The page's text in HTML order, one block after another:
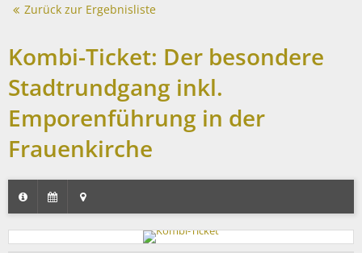
Zurück zur Ergebnisliste
Kombi-Ticket: Der besondere
Stadtrundgang inkl.
Emporenführung in der
Frauenkirche